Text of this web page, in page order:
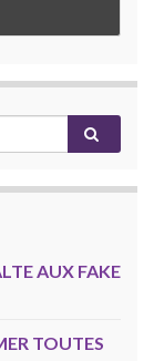
AUX FAKE
TOUTES